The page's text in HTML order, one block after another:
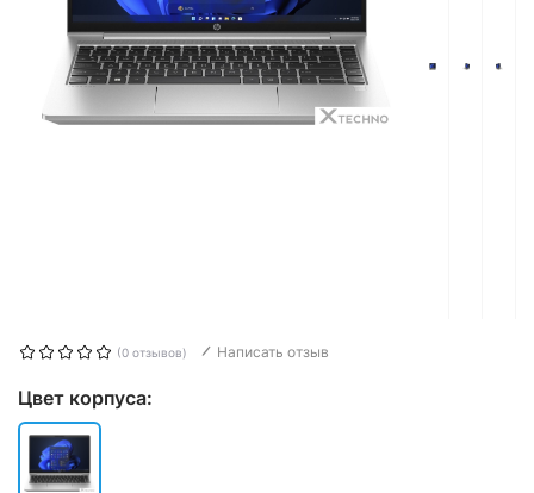
(0 отзывов) Написать отзыв
Цвет корпуса: